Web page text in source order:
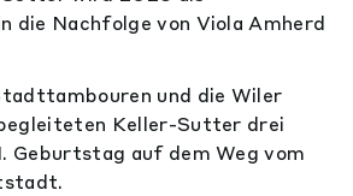
die Nachfolge von Viola Amherd
und die Wiler
Keller-Sutter drei
Geburtstag auf dem Weg vom